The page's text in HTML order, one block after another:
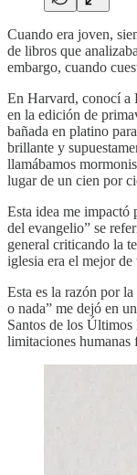
Cuando era joven,
de libros que
embargo, cuando
En Harvard, conocí a
en la edición de
bañada en platino
brillante y
llamábamos
lugar de un cien por
Esta idea me impactó
del evangelio” se
general criticando la
iglesia era el mejor
Esta es la razón por
o nada” me dejó en
Santos de los
limitaciones humanas